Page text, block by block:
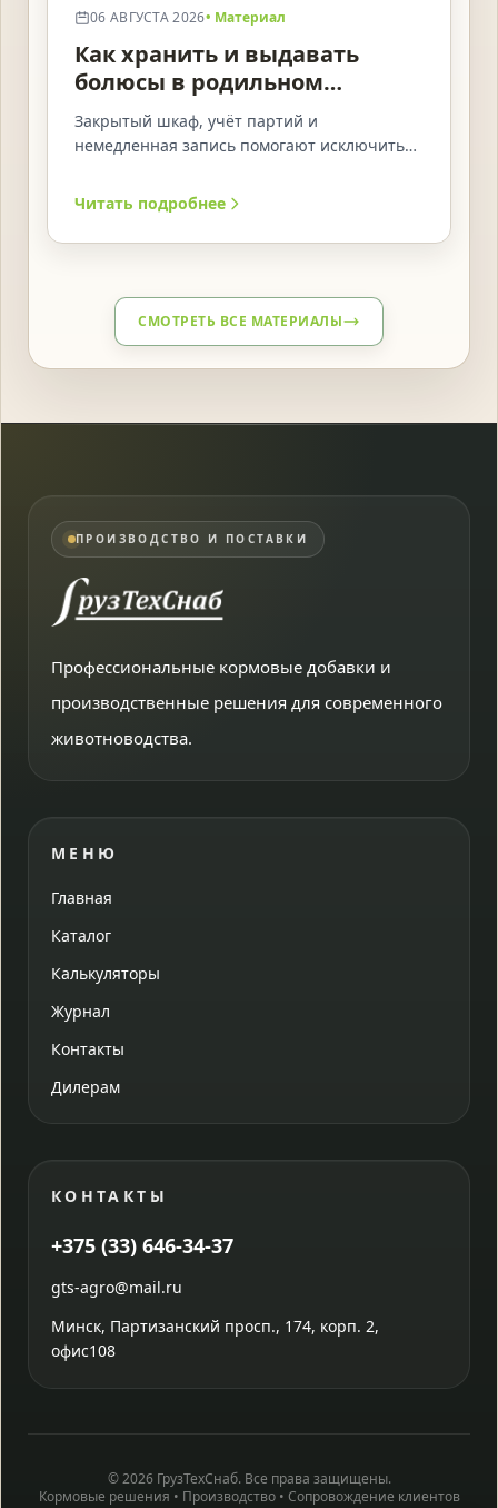
06 АВГУСТА 2026• Материал
Как хранить и выдавать
болюсы в родильном
отделении
Закрытый шкаф, учёт партий и
немедленная запись помогают исключить
пропущенную выдачу.
Читать подробнее
СМОТРЕТЬ ВСЕ МАТЕРИАЛЫ
ПРОИЗВОДСТВО И ПОСТАВКИ
Профессиональные кормовые добавки и
производственные решения для современного
животноводства.
МЕНЮ
Главная
Каталог
Калькуляторы
Журнал
Контакты
Дилерам
КОНТАКТЫ
+375 (33) 646-34-37
gts-agro@mail.ru
Минск, Партизанский просп., 174, корп. 2,
офис108
© 2026 ГрузТехСнаб. Все права защищены.
Кормовые решения • Производство • Сопровождение клиентов